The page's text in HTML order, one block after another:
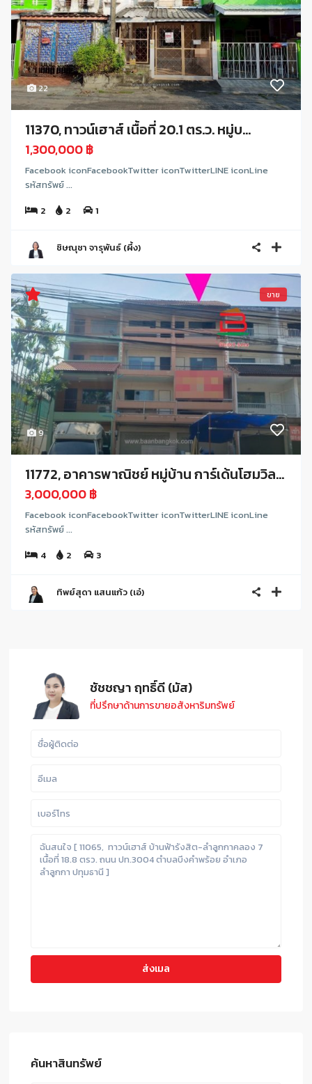
22
11370, ทาวน์เฮาส์ เนื้อที่ 20.1 ตร.ว. หมู่บ...
1,300,000 ฿
Facebook iconFacebookTwitter iconTwitterLINE iconLine
รหัสทรัพย์ ...
2
2 1
ชิษณุชา จารุพันธ์ (ผึ้ง)
9
ขาย
11772, อาคารพาณิชย์ หมู่บ้าน การ์เด้นโฮมวิล...
3,000,000 ฿
Facebook iconFacebookTwitter iconTwitterLINE iconLine
รหัสทรัพย์ ...
4
2 3
ทิพย์สุดา แสนแก้ว (เอ๋)
ชัชชญา ฤทธิ์ดี (มัส)
ที่ปรึกษาด้านการขายอสังหาริมทรัพย์
ค้นหาสินทรัพย์